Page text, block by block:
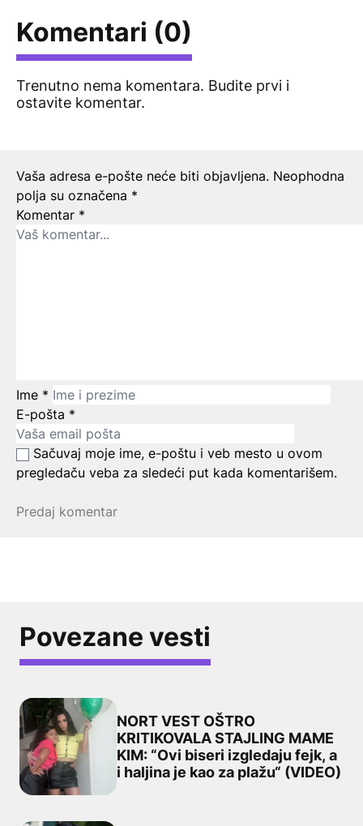
Komentari (0)
Trenutno nema komentara. Budite prvi i
ostavite komentar.
Ostavite odgovor
Vaša adresa e-pošte neće biti objavljena. Neophodna
polja su označena *
Komentar *
Ime *
E-pošta *
Sačuvaj moje ime, e-poštu i veb mesto u ovom
pregledaču veba za sledeći put kada komentarišem.
Povezane vesti
NORT VEST OŠTRO KRITIKOVALA STAJLING MAME
NORT VEST OŠTRO
KRITIKOVALA STAJLING MAME
KIM: “Ovi biseri izgledaju fejk, a
i haljina je kao za plažu“ (VIDEO)